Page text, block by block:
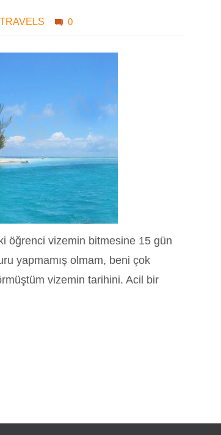
0
öğrenci vizemin bitmesine 15 gün
yapmamış olmam, beni çok
vizemin tarihini. Acil bir